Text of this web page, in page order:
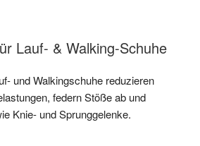
Lauf- & Walking-Schuhe
und Walkingschuhe reduzieren
federn Stöße ab und
Knie- und Sprunggelenke.